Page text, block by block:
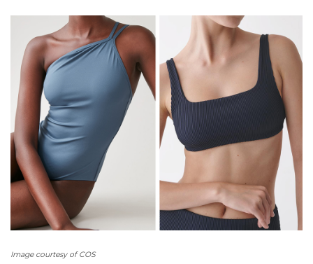
Image courtesy of COS